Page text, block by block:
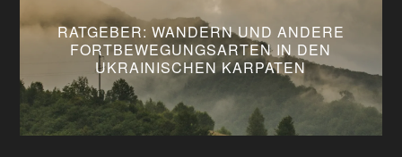
RATGEBER: WANDERN UND ANDERE
FORTBEWEGUNGSARTEN IN DEN
UKRAINISCHEN KARPATEN